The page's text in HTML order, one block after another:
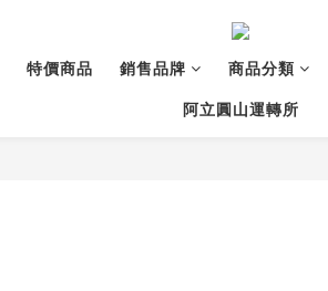
特價商品 銷售品牌 商品分類
阿立圓山運轉所